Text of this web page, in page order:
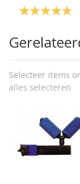
Selecteer items
alles selecteren